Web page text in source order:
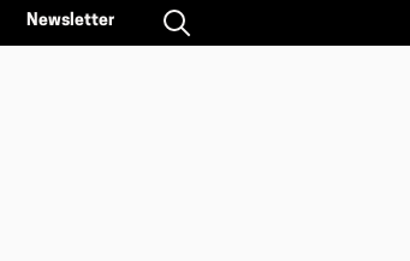
Newsletter